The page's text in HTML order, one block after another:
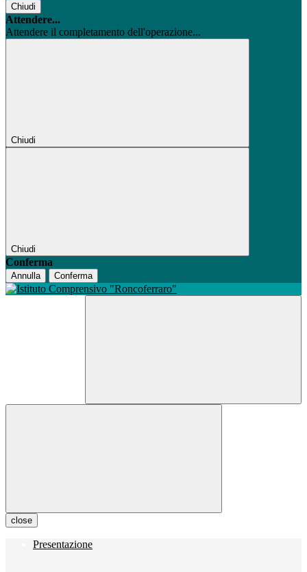
Chiudi
Attendere...
Attendere il completamento dell'operazione...
Chiudi
Chiudi
Conferma
Annulla Conferma
close
Presentazione